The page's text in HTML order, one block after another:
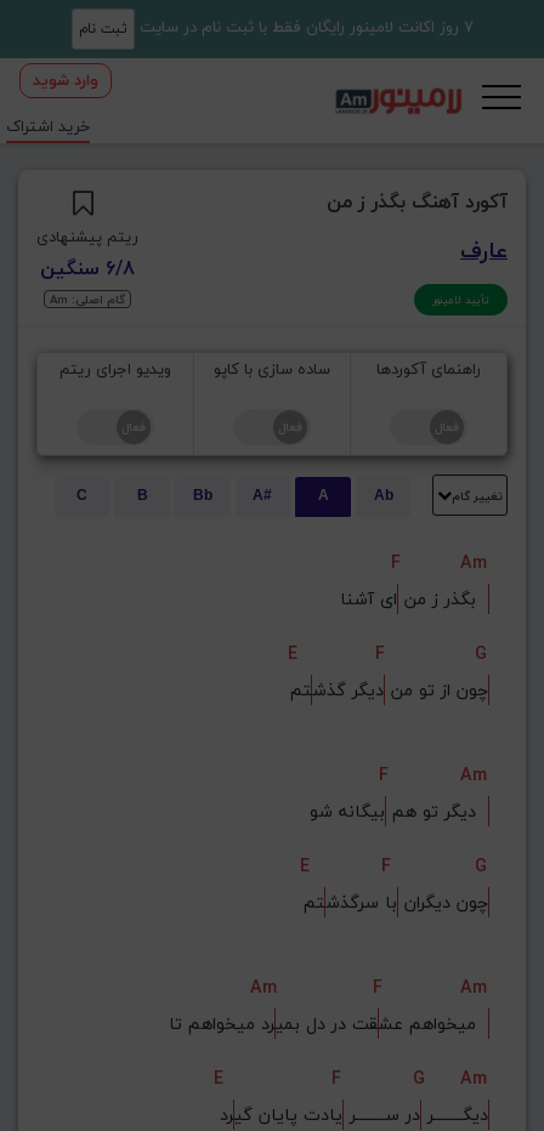
7 روز اکانت لامینور رایگان فقط با ثبت نام در سایت ثبت نام
وارد شوید
خرید اشتراک
آکورد آهنگ بگذر ز من
عارف
تأیید لامینور
ریتم پیشنهادی
6/8 سنگین
گام اصلی: Am
راهنمای آکوردها ساده سازی با کاپو ویدیو اجرای ریتم
تغییر گام Ab
A
A#
Bb
B
C
F
Am
بگذر ز من
E
F
G
چون از تو من دیگر گذشتم
F
Am
دیگر تو هم
E
F
G
چون دیگران با سرگذشتم
Am F
Am
میخواهم عشقت در دل بمی
E
F G
Am
دیگــــــــر در ســــــــر یادت پایان گیرد